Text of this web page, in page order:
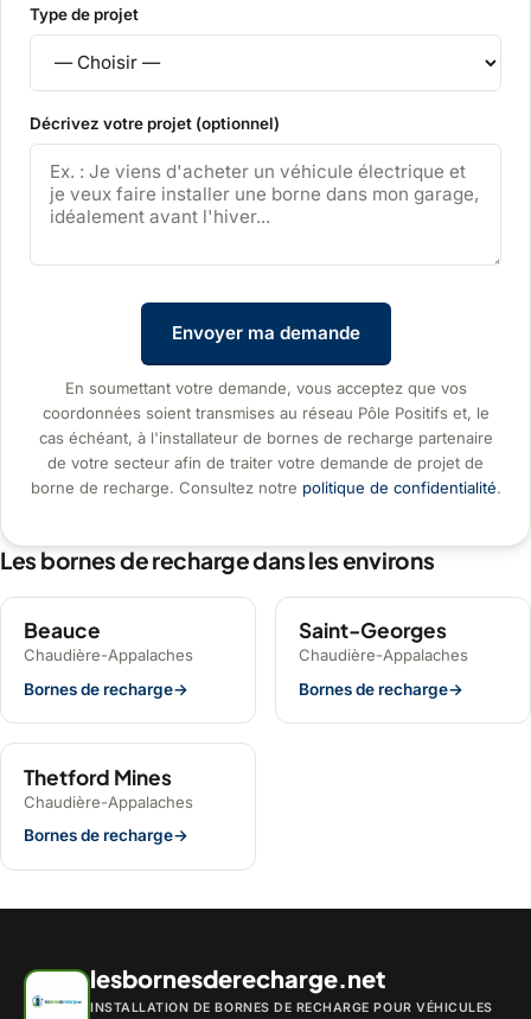
Type de projet
Décrivez votre projet (optionnel)
Envoyer ma demande
En soumettant votre demande, vous acceptez que vos
coordonnées soient transmises au réseau Pôle Positifs et, le
cas échéant, à l'installateur de bornes de recharge partenaire
de votre secteur afin de traiter votre demande de projet de
borne de recharge. Consultez notre politique de confidentialité.
Les bornes de recharge dans les environs
Beauce
Chaudière-Appalaches
Bornes de recharge→
Saint-Georges
Chaudière-Appalaches
Bornes de recharge→
Thetford Mines
Chaudière-Appalaches
Bornes de recharge→
lesbornesderecharge.net
INSTALLATION DE BORNES DE RECHARGE POUR VÉHICULES